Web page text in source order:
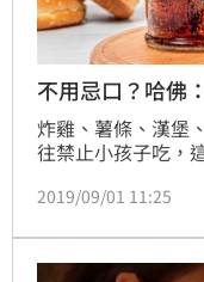
不用忌口？哈佛
炸雞、薯條、漢堡
往禁止小孩子吃，
於速食的愛好者來
得很健康，「只要
2019/09/01 11:25